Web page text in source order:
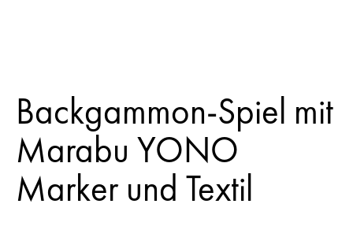
Backgammon-Spiel mit
Marabu YONO
Marker und Textil